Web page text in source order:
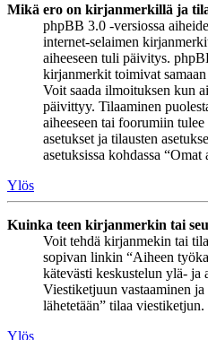
Mikä ero on kirjanmerkillä ja
phpBB 3.0 -versiossa
internet-selaimen
aiheeseen tuli päivitys.
kirjanmerkit toimivat
Voit saada ilmoituksen kun
päivittyy. Tilaaminen
aiheeseen tai foorumiin
asetukset ja tilausten
asetuksissa kohdassa “Omat
Ylös
Kuinka teen kirjanmerkin tai
Voit tehdä kirjanmekin tai
sopivan linkin “Aiheen
kätevästi keskustelun ylä- ja
Viestiketjuun vastaaminen
lähetetään” tilaa viestiketjun.
Ylös